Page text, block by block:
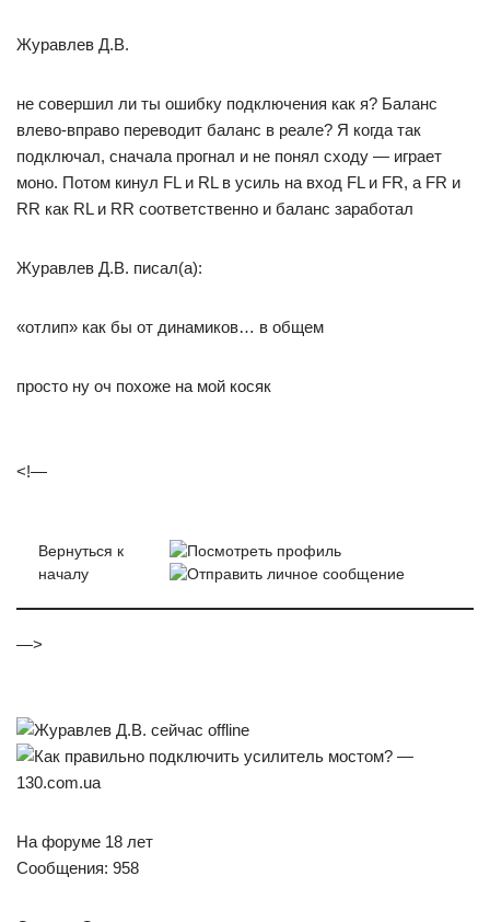
Журавлев Д.В.
не совершил ли ты ошибку подключения как я? Баланс
влево-вправо переводит баланс в реале? Я когда так
подключал, сначала прогнал и не понял сходу — играет
моно. Потом кинул FL и RL в усиль на вход FL и FR, а FR и
RR как RL и RR соответственно и баланс заработал
Журавлев Д.В. писал(а):
«отлип» как бы от динамиков… в общем
просто ну оч похоже на мой косяк
<!—
Вернуться к
началу
—>
На форуме 18 лет
Сообщения: 958